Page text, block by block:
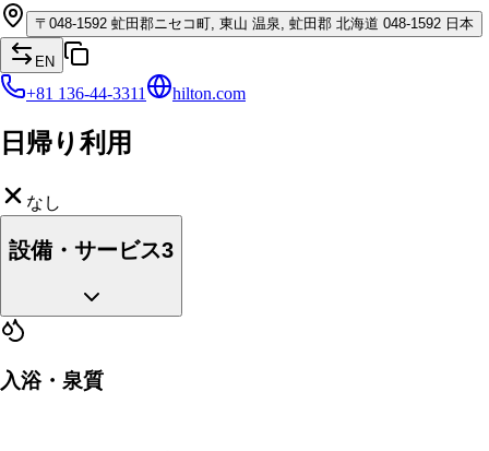
〒 048-1592 虻田郡ニセコ町, 東山 温泉, 虻田郡 北海道 048-1592 日本
EN
+81 136-44-3311 hilton.com
日帰り利用
なし
設備・サービス3
入浴・泉質